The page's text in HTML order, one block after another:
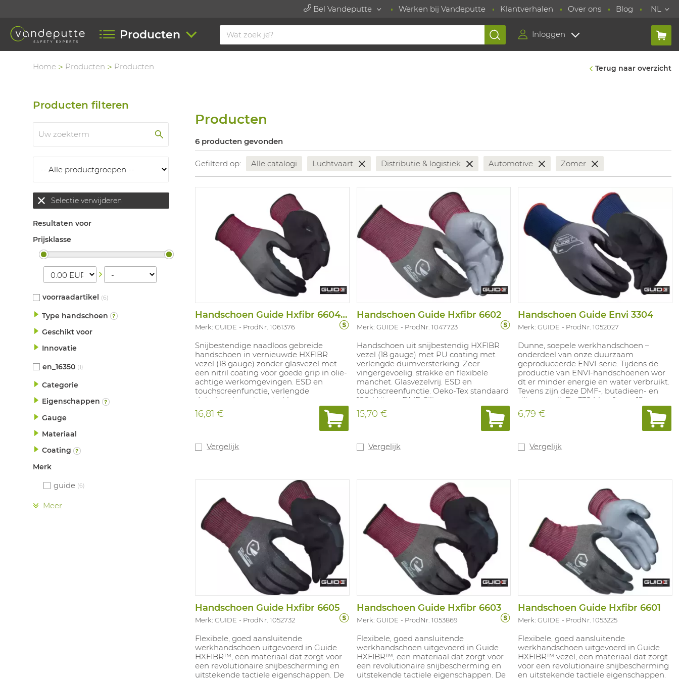
Bel Vandeputte Werken bij Vandeputte Klantverhalen Over ons Blog NL
Producten Inloggen
Home Producten Producten Terug naar overzicht
Producten filteren
Selectie verwijderen
Resultaten voor
Prijsklasse
voorraadartikel (6)
Type handschoen
Geschikt voor
Innovatie
en_16350 (1)
Categorie
Eigenschappen
Gauge
Materiaal
Coating
Merk
guide (6)
Meer
Producten
6 producten gevonden
Gefilterd op: Alle catalogi Luchtvaart Distributie & logistiek Automotive Zomer
Handschoen Guide Hxfibr 6604FA
Merk: GUIDE ProdNr. 1061376
Snijbestendige naadloos gebreide
handschoen in vernieuwde HXFIBR
vezel (18 gauge) zonder glasvezel met
een nitril coating voor goede grip in olie-
achtige werkomgevingen. ESD en
touchscreenfunctie, verlengde
duimbescherming, strakke pasvorm en
flexibele manchet. Voedingsgekeurd.
Oeiko-Tex standaard 100, DMF vrij, bevat
geen siliconen of natruulijk latex. Maten:
16,81 €
Vergelijk
Handschoen Guide Hxfibr 6602
Merk: GUIDE ProdNr. 1047723
Handschoen uit snijbestendig HXFIBR
vezel (18 gauge) met PU coating met
verlengde duimversterking. Zeer
vingergevoelig, strakke en flexibele
manchet. Glasvezelvrij. ESD en
touchscreenfunctie. Oeko-Tex standaard
100. Vrij van DMF, Siliconen ent
natuurlijk latex. Maten: 6-12. Conform
EN388:2016 4.X.4.1.D, EN407: X.1.X.X.X.X.
15,70 €
Vergelijk
Handschoen Guide Envi 3304
Merk: GUIDE ProdNr. 1052027
Dunne, soepele werkhandschoen –
onderdeel van onze duurzaam
geproduceerde ENVI-serie. Tijdens de
productie van ENVI-handschoenen wor
dt er minder energie en water verbruikt.
Tevens zijn deze DMF-, butadieen- en
siliconenvrij. De 3304 heeft een 15 gg
liner van glycose/glycerol zetmeel en
een kleine hoeveelheid nylon. Dit
duurzame alternatief zorgt tevens voor
vochtregulering. Goedgekeurd voor
6,79 €
Vergelijk
Handschoen Guide Hxfibr 6605
Merk: GUIDE ProdNr. 1052732
Flexibele, goed aansluitende
werkhandschoen uitgevoerd in Guide
HXFIBR™, een materiaal dat zorgt voor
een revolutionaire snijbescherming en
uitstekende tactiele eigenschappen. De
Handschoen Guide Hxfibr 6603
Merk: GUIDE ProdNr. 1053869
Flexibele, goed aansluitende
werkhandschoen uitgevoerd in Guide
HXFIBR™, een materiaal dat zorgt voor
een revolutionaire snijbescherming en
uitstekende tactiele eigenschappen. De
Handschoen Guide Hxfibr 6601
Merk: GUIDE ProdNr. 1053225
Flexibele, goed aansluitende
werkhandschoen uitgevoerd in Guide
HXFIBR™ vezel, een materiaal dat zorgt
voor een revolutionaire snijbescherming
en uitstekende tactiele eigenschappen.